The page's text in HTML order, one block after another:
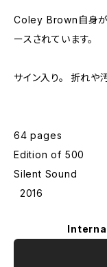
Coley Brown自身が
ースされています。
サイン入り。 折れや
64 pages
Edition of 500
Silent Sound
2016